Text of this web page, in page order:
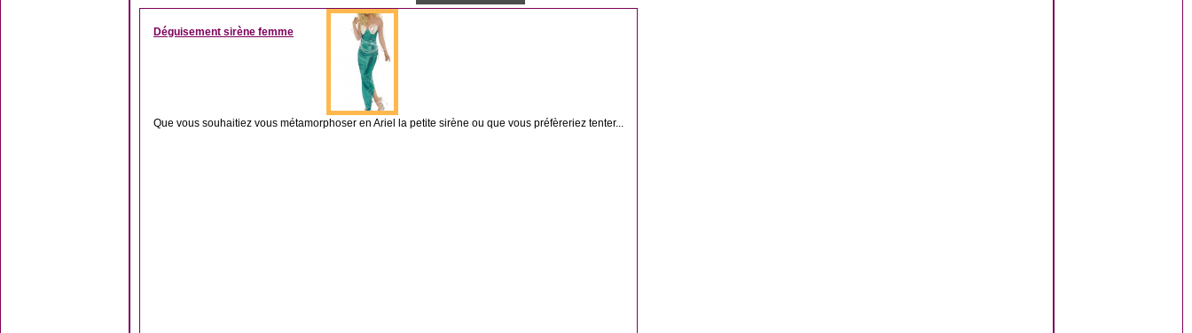
Déguisement sirène femme
Que vous souhaitiez vous métamorphoser en Ariel la petite sirène ou que vous préfèreriez tenter...